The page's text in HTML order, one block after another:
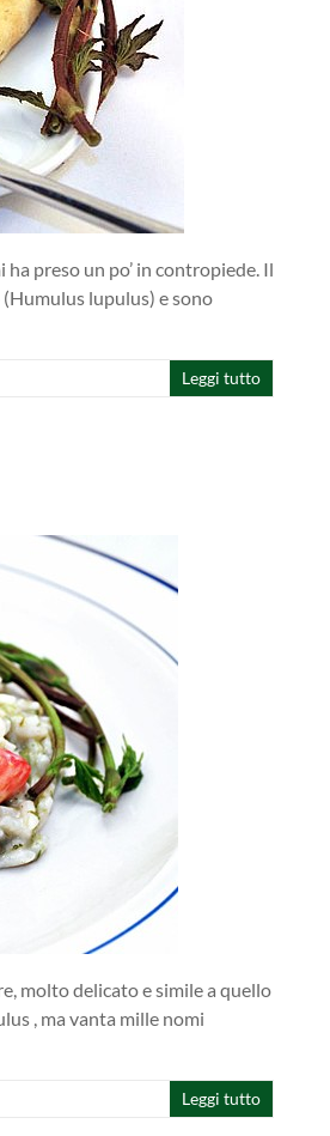
preso un po’ in contropiede. Il
lupulus) e sono
Leggi tutto
molto delicato e simile a quello
, ma vanta mille nomi
Leggi tutto